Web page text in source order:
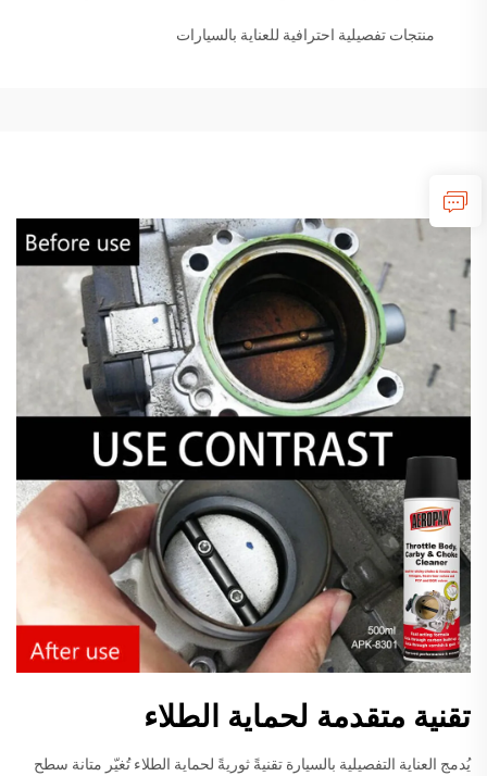
منتجات تفصيلية احترافية للعناية بالسيارات
تقنية متقدمة لحماية الطلاء
يُدمج العناية التفصيلية بالسيارة تقنيةً ثوريةً لحماية الطلاء تُغيّر متانة سطح